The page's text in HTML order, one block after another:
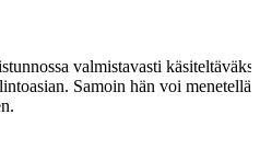
valmistavasti käsiteltäväksi
Samoin hän voi menetellä